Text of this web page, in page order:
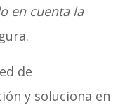
en cuenta la
de
y soluciona en